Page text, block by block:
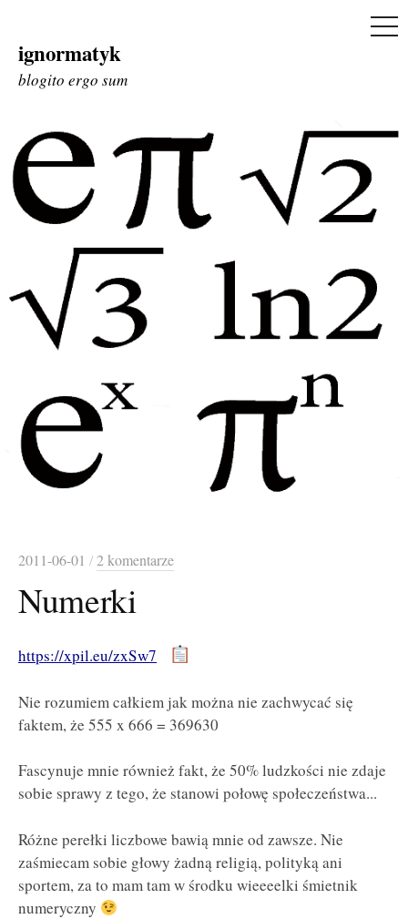
Skip
to
ignormatyk
blogito ergo sum
2011-06-01 /2 komentarze
Numerki
https://xpil.eu/zxSw7
Nie rozumiem całkiem jak można nie zachwycać się
faktem, że 555 x 666 = 369630
Fascynuje mnie również fakt, że 50% ludzkości nie zdaje
sobie sprawy z tego, że stanowi połowę społeczeństwa...
Różne perełki liczbowe bawią mnie od zawsze. Nie
zaśmiecam sobie głowy żadną religią, polityką ani
sportem, za to mam tam w środku wieeeelki śmietnik
numeryczny